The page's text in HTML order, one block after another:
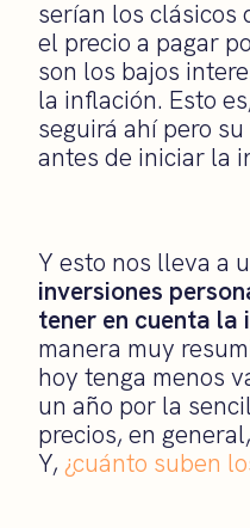
serían los clásicos
el precio a pagar
son los bajos
la inflación. Esto
seguirá ahí pero
antes de iniciar la
Y esto nos lleva a
inversiones
tener en cuenta la
manera muy
hoy tenga menos
un año por la
precios, en
Y, ¿cuánto suben